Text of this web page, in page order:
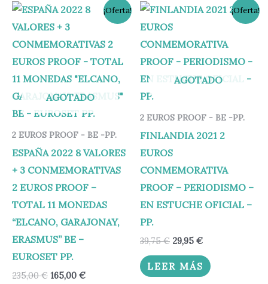
¡Oferta!
AGOTADO
2 EUROS PROOF - BE -PP.
ESPAÑA 2022 8 VALORES
+ 3 CONMEMORATIVAS
2 EUROS PROOF –
TOTAL 11 MONEDAS
“ELCANO, GARAJONAY,
ERASMUS” BE –
EUROSET PP.
235,00€
El
precio
original
era:
235,00 €.
165,00 €
El
precio
es:
165,00 €.
¡Oferta!
AGOTADO
2 EUROS PROOF - BE -PP.
FINLANDIA 2021 2
EUROS
CONMEMORATIVA
PROOF – PERIODISMO –
EN ESTUCHE OFICIAL –
PP.
39,75€
El
precio
original
era:
39,75 €.
29,95 €
El
precio
es:
29,95 €.
LEER MÁS